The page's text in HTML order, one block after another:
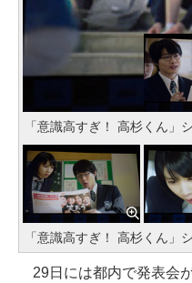
「意識高すぎ！ 高杉くん」
「意識高すぎ！ 高杉くん」
29日には都内で発表会